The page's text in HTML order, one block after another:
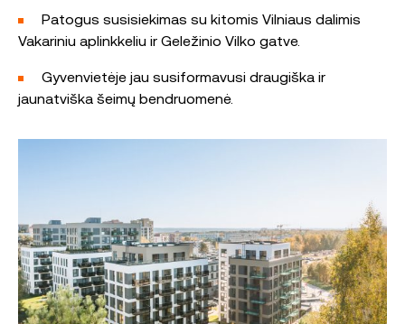
Patogus susisiekimas su kitomis Vilniaus dalimis
Vakariniu aplinkkeliu ir Geležinio Vilko gatve.
Gyvenvietėje jau susiformavusi draugiška ir
jaunatviška šeimų bendruomenė.